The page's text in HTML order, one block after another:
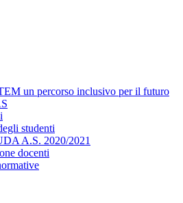
un percorso inclusivo per il futuro
studenti
A.S. 2020/2021
docenti